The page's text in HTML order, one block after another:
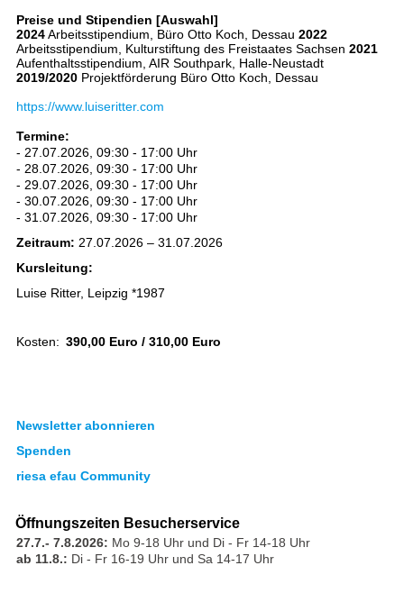
Preise und Stipendien [Auswahl]
2024Arbeitsstipendium, Büro Otto Koch, Dessau 2022
Arbeitsstipendium, Kulturstiftung des Freistaates Sachsen 2021
Aufenthaltsstipendium, AIR Southpark, Halle-Neustadt
2019/2020Projektförderung Büro Otto Koch, Dessau
https://www.luiseritter.com
Termine:
- 27.07.2026, 09:30 - 17:00 Uhr
- 28.07.2026, 09:30 - 17:00 Uhr
- 29.07.2026, 09:30 - 17:00 Uhr
- 30.07.2026, 09:30 - 17:00 Uhr
- 31.07.2026, 09:30 - 17:00 Uhr
Zeitraum: 27.07.2026 – 31.07.2026
Kursleitung:
Luise Ritter, Leipzig *1987
Kosten: 390,00 Euro / 310,00 Euro
Newsletter abonnieren
Spenden
riesa efau Community
Öffnungszeiten Besucherservice
27.7.- 7.8.2026: Mo 9-18 Uhr und Di - Fr 14-18 Uhr
ab 11.8.: Di - Fr 16-19 Uhr und Sa 14-17 Uhr